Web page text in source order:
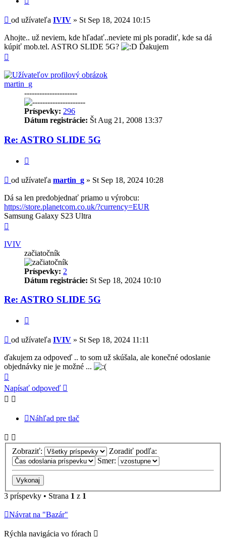
Príspevok
od užívateľa IVIV » St Sep 18, 2024 10:15
Ahojte.. už neviem, kde hľadať..neviete mi pls poradiť, kde sa dá
kúpiť mob.tel. ASTRO SLIDE 5G?
Ďakujem
martin_g
---------------------
Príspevky: 296
Dátum registrácie: Št Aug 21, 2008 13:37
Re: ASTRO SLIDE 5G
Príspevok
od užívateľa martin_g » St Sep 18, 2024 10:28
Dá sa len predobjednať priamo u výrobcu:
https://store.planetcom.co.uk/?currency=EUR
Samsung Galaxy S23 Ultra
IVIV
začiatočník
Príspevky: 2
Dátum registrácie: St Sep 18, 2024 10:10
Re: ASTRO SLIDE 5G
Príspevok
od užívateľa IVIV » St Sep 18, 2024 11:11
ďakujem za odpoveď .. to som už skúšala, ale konečné odoslanie
objednávky nie je možné ...
Napísať odpoveď
Náhľad pre tlač
Zobraziť:
Zoradiť podľa:
Smer:
3 príspevky • Strana 1 z 1
Návrat na "Bazár"
Rýchla navigácia vo fórach